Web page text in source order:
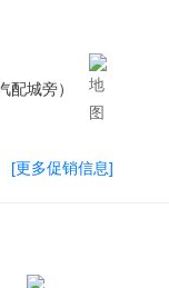
城旁）
[更多促销信息]